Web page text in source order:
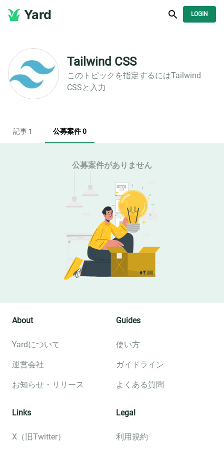
Yard LOGIN
Tailwind CSS
このトピックを指定するにはTailwind
CSS と入力
記事 1 公募案件 0
公募案件がありません
About
Yardについて
運営会社
お知らせ・リリース
Guides
使い方
ガイドライン
よくある質問
Links
X（旧Twitter）
Legal
利用規約